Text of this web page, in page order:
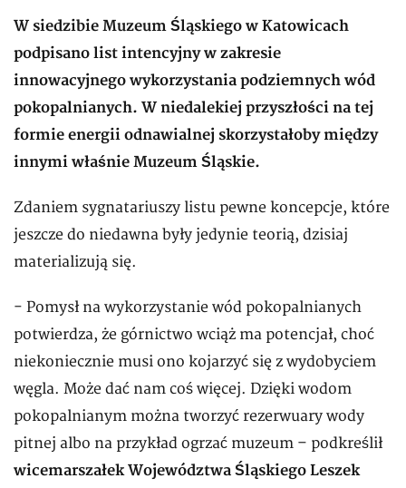
W siedzibie Muzeum Śląskiego w Katowicach
podpisano list intencyjny w zakresie
innowacyjnego wykorzystania podziemnych wód
pokopalnianych. W niedalekiej przyszłości na tej
formie energii odnawialnej skorzystałoby między
innymi właśnie Muzeum Śląskie.
Zdaniem sygnatariuszy listu pewne koncepcje, które
jeszcze do niedawna były jedynie teorią, dzisiaj
materializują się.
- Pomysł na wykorzystanie wód pokopalnianych
potwierdza, że górnictwo wciąż ma potencjał, choć
niekoniecznie musi ono kojarzyć się z wydobyciem
węgla. Może dać nam coś więcej. Dzięki wodom
pokopalnianym można tworzyć rezerwuary wody
pitnej albo na przykład ogrzać muzeum – podkreślił
wicemarszałek Województwa Śląskiego Leszek